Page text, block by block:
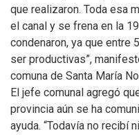
que realizaron. Toda esa
el canal y se frena en la
condenaron, ya que entre
ser productivas”,
comuna de Santa María
El jefe comunal agregó
provincia aún se ha
ayuda. “Todavía no recibí